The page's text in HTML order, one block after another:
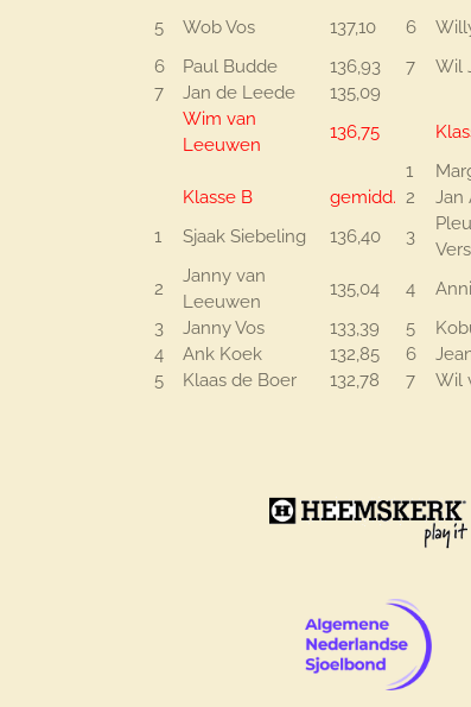
5
Wob Vos 137,10 6
6
Paul Budde 136,93 7 Wil
7
Jan de Leede 135,09
Wim van
Leeuwen
136,75
1
Klasse B
gemidd. 2 Jan
1
Sjaak Siebeling 136,40 3
2
Janny van
Leeuwen
135,04 4
3
Janny Vos 133,39 5
4
Ank Koek 132,85 6
5
Klaas de Boer 132,78 7 Wil